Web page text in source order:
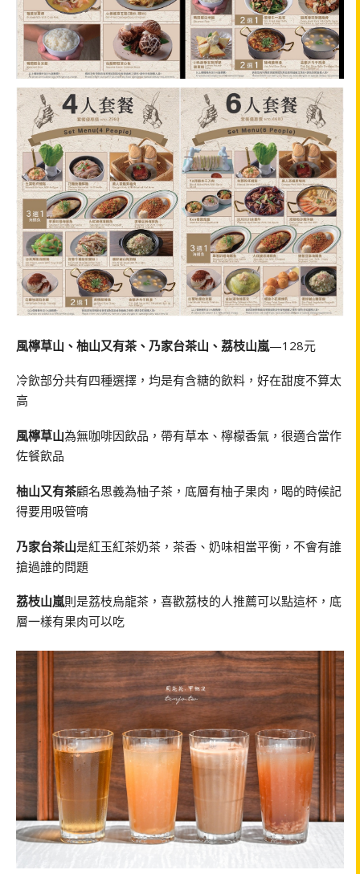
風檸草山、柚山又有茶、乃家台茶山、荔枝山嵐—128元
冷飲部分共有四種選擇，均是有含糖的飲料，好在甜度不算太
高
風檸草山為無咖啡因飲品，帶有草本、檸檬香氣，很適合當作
佐餐飲品
柚山又有茶顧名思義為柚子茶，底層有柚子果肉，喝的時候記
得要用吸管唷
乃家台茶山是紅玉紅茶奶茶，茶香、奶味相當平衡，不會有誰
搶過誰的問題
荔枝山嵐則是荔枝烏龍茶，喜歡荔枝的人推薦可以點這杯，底
層一樣有果肉可以吃